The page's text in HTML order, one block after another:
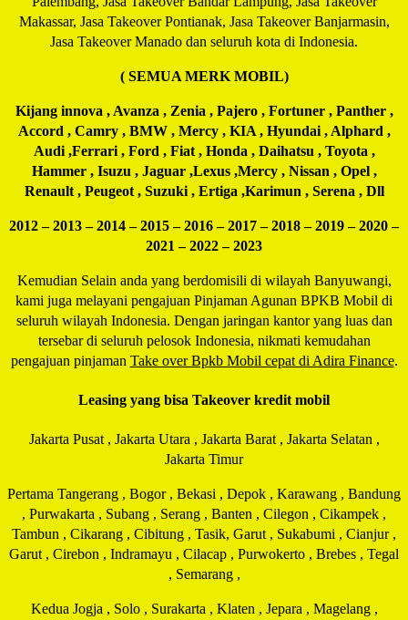
Makassar, Jasa Takeover Pontianak, Jasa Takeover Banjarmasin,
Jasa Takeover Manado dan seluruh kota di Indonesia.
( SEMUA MERK MOBIL)
Kijang innova , Avanza , Zenia , Pajero , Fortuner , Panther ,
Accord , Camry , BMW , Mercy , KIA , Hyundai , Alphard ,
Audi ,Ferrari , Ford , Fiat , Honda , Daihatsu , Toyota ,
Hammer , Isuzu , Jaguar ,Lexus ,Mercy , Nissan , Opel ,
Renault , Peugeot , Suzuki , Ertiga ,Karimun , Serena , Dll
2012 – 2013 – 2014 – 2015 – 2016 – 2017 – 2018 – 2019 – 2020 –
2021 – 2022 – 2023
Kemudian Selain anda yang berdomisili di wilayah Banyuwangi,
kami juga melayani pengajuan Pinjaman Agunan BPKB Mobil di
seluruh wilayah Indonesia. Dengan jaringan kantor yang luas dan
tersebar di seluruh pelosok Indonesia, nikmati kemudahan
pengajuan pinjaman Take over Bpkb Mobil cepat di Adira Finance.
Leasing yang bisa Takeover kredit mobil
Jakarta Pusat , Jakarta Utara , Jakarta Barat , Jakarta Selatan ,
Jakarta Timur
Pertama Tangerang , Bogor , Bekasi , Depok , Karawang , Bandung
, Purwakarta , Subang , Serang , Banten , Cilegon , Cikampek ,
Tambun , Cikarang , Cibitung , Tasik, Garut , Sukabumi , Cianjur ,
Garut , Cirebon , Indramayu , Cilacap , Purwokerto , Brebes , Tegal
, Semarang ,
Kedua Jogja , Solo , Surakarta , Klaten , Jepara , Magelang ,